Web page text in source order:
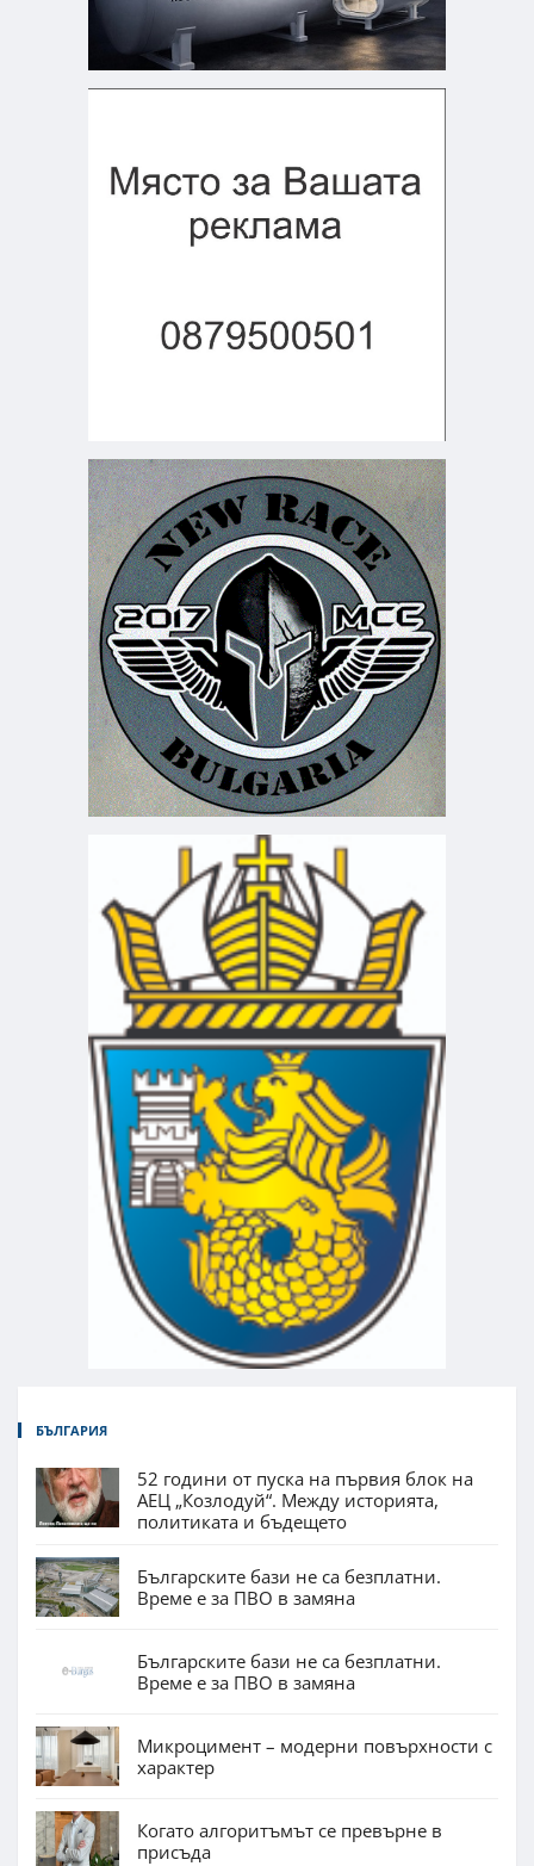
БЪЛГАРИЯ
52 години от пуска на първия блок на
АЕЦ „Козлодуй“. Между историята,
политиката и бъдещето
Българските бази не са безплатни.
Време е за ПВО в замяна
Българските бази не са безплатни.
Време е за ПВО в замяна
Микроцимент – модерни повърхности с
характер
Когато алгоритъмът се превърне в
присъда